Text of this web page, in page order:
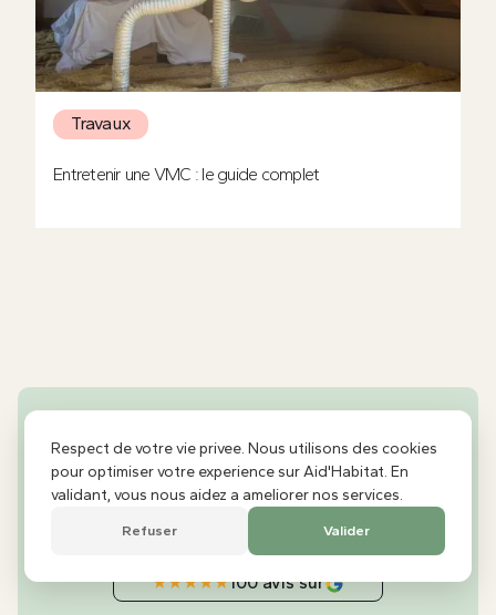
RÉNOVATION ÉNERGÉTIQUE
Votre projet de rénovation à Rennes ou
Travaux
Entretenir une VMC : le guide complet
énergétique ? Simulez vos aides dès
maintenant avec notre nouveau
simulateur !
Prenez rendez-vous dès maintenant
★★★★★100 avis sur
Respect de votre vie privee. Nous utilisons des cookies
pour optimiser votre experience sur Aid'Habitat. En
validant, vous nous aidez a ameliorer nos services.
Refuser Valider